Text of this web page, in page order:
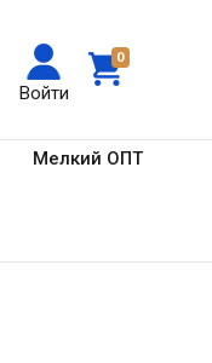
0
Войти
Мелкий ОПТ